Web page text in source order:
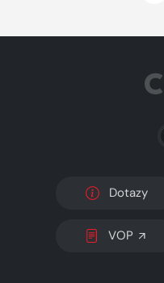
Dotazy
VOP